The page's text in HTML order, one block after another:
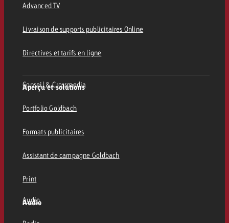
Advanced TV
Livraison de supports publicitaires Online
Directives et tarifs en ligne
Aperçu et solutions
Conseil & Crossmedia
Portfolio Goldbach
Formats publicitaires
Assistant de campagne Goldbach
Print
Audio
Audio